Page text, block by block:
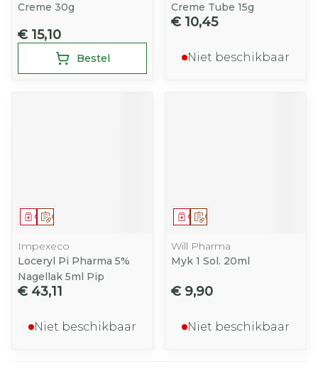
Creme 30g
€ 15,10
Bestel
Creme Tube 15g
€ 10,45
Niet beschikbaar
Op voorschrift
Geneesmiddel
Impexeco
Loceryl Pi Pharma 5%
Nagellak 5ml Pip
€ 43,11
Niet beschikbaar
Op voorschrift
Geneesmiddel
Will Pharma
Myk 1 Sol. 20ml
€ 9,90
Niet beschikbaar